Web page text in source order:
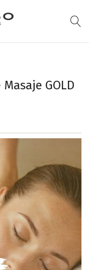
GOLD